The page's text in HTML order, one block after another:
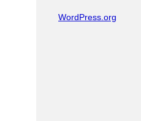
WordPress.org